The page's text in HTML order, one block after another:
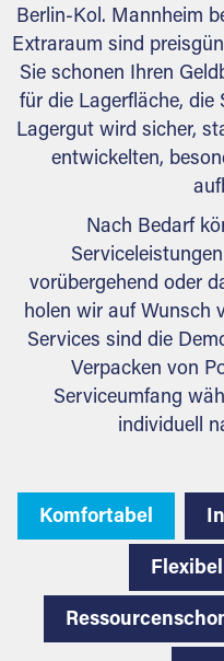
Berlin-Kol. Mannheim
Extraraum sind
Sie schonen Ihren
für die Lagerfläche,
Lagergut wird sicher,
entwickelten,
Nach Bedarf
vorübergehend oder
holen wir auf Wunsch
Services sind die
Verpacken von
Serviceumfang
individuell
Komfortabel
Flexibel